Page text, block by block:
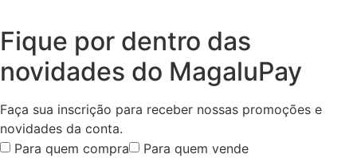
Fique por dentro das
novidades do MagaluPay
Faça sua inscrição para receber nossas promoções e
novidades da conta.
Para quem compra
Para quem vende